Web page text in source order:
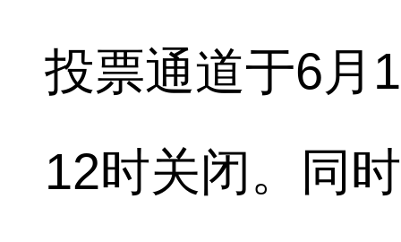
投票通道于6月
12时关闭。同